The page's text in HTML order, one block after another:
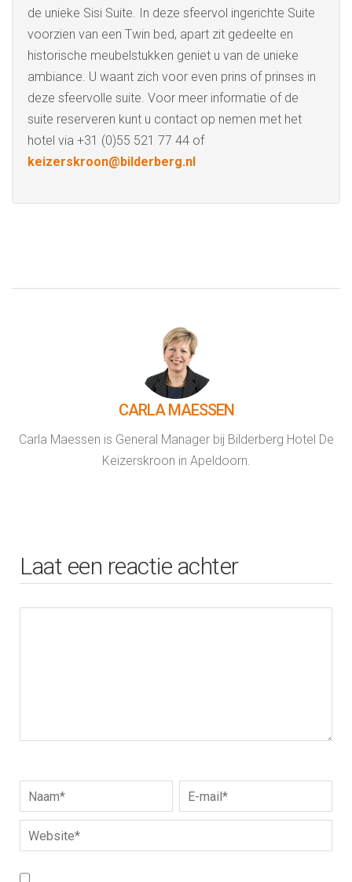
de unieke Sisi Suite. In deze sfeervol ingerichte Suite
voorzien van een Twin bed, apart zit gedeelte en
historische meubelstukken geniet u van de unieke
ambiance. U waant zich voor even prins of prinses in
deze sfeervolle suite. Voor meer informatie of de
suite reserveren kunt u contact op nemen met het
hotel via +31 (0)55 521 77 44 of
keizerskroon@bilderberg.nl
CARLA MAESSEN
Carla Maessen is General Manager bij Bilderberg Hotel De
Keizerskroon in Apeldoorn.
Laat een reactie achter